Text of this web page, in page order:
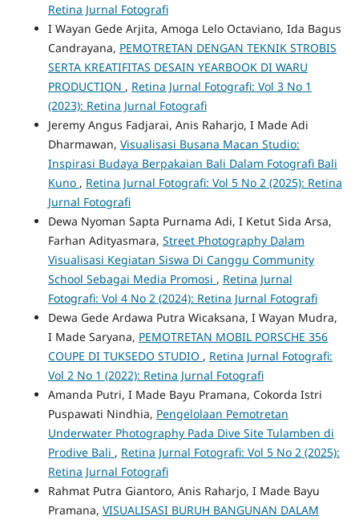
Retina Jurnal Fotografi
I Wayan Gede Arjita, Amoga Lelo Octaviano, Ida Bagus
Candrayana, PEMOTRETAN DENGAN TEKNIK STROBIS
SERTA KREATIFITAS DESAIN YEARBOOK DI WARU
PRODUCTION , Retina Jurnal Fotografi: Vol 3 No 1
(2023): Retina Jurnal Fotografi
Jeremy Angus Fadjarai, Anis Raharjo, I Made Adi
Dharmawan, Visualisasi Busana Macan Studio:
Inspirasi Budaya Berpakaian Bali Dalam Fotografi Bali
Kuno , Retina Jurnal Fotografi: Vol 5 No 2 (2025): Retina
Jurnal Fotografi
Dewa Nyoman Sapta Purnama Adi, I Ketut Sida Arsa,
Farhan Adityasmara, Street Photography Dalam
Visualisasi Kegiatan Siswa Di Canggu Community
School Sebagai Media Promosi , Retina Jurnal
Fotografi: Vol 4 No 2 (2024): Retina Jurnal Fotografi
Dewa Gede Ardawa Putra Wicaksana, I Wayan Mudra,
I Made Saryana, PEMOTRETAN MOBIL PORSCHE 356
COUPE DI TUKSEDO STUDIO , Retina Jurnal Fotografi:
Vol 2 No 1 (2022): Retina Jurnal Fotografi
Amanda Putri, I Made Bayu Pramana, Cokorda Istri
Puspawati Nindhia, Pengelolaan Pemotretan
Underwater Photography Pada Dive Site Tulamben di
Prodive Bali , Retina Jurnal Fotografi: Vol 5 No 2 (2025):
Retina Jurnal Fotografi
Rahmat Putra Giantoro, Anis Raharjo, I Made Bayu
Pramana, VISUALISASI BURUH BANGUNAN DALAM